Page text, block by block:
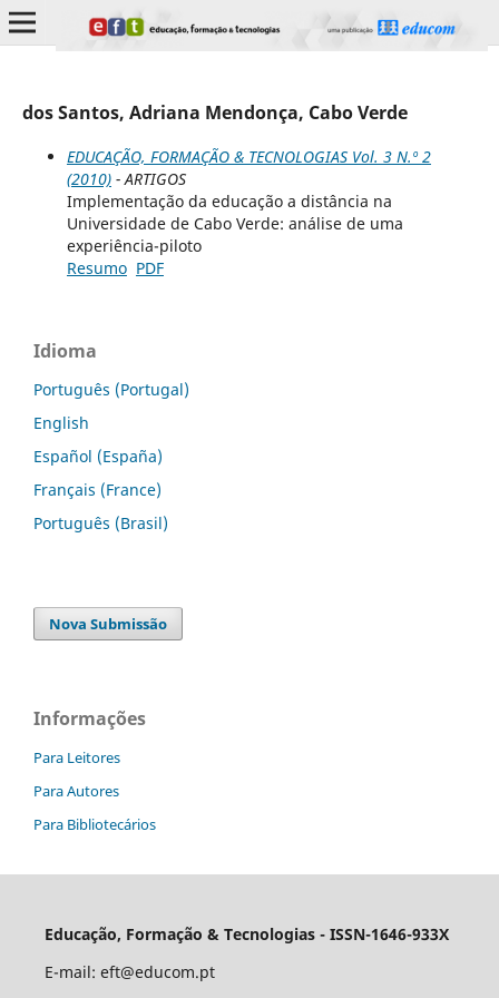
dos Santos, Adriana Mendonça, Cabo Verde
EDUCAÇÃO, FORMAÇÃO & TECNOLOGIAS Vol. 3 N.º 2
(2010)- ARTIGOS
Implementação da educação a distância na
Universidade de Cabo Verde: análise de uma
experiência-piloto
Resumo PDF
Idioma
Português (Portugal)
English
Español (España)
Français (France)
Português (Brasil)
Nova Submissão
Informações
Para Leitores
Para Autores
Para Bibliotecários
Educação, Formação & Tecnologias - ISSN-1646-933X
E-mail: eft@educom.pt